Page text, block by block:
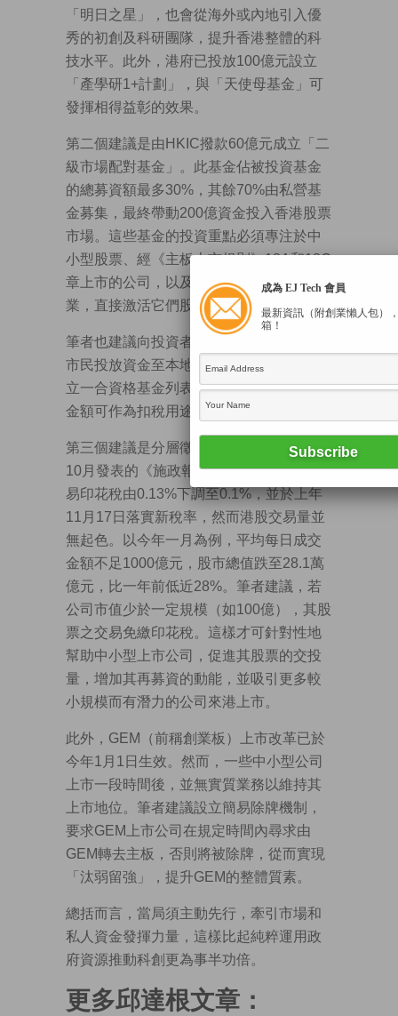
「明日之星」，也會從海外或內地引入優
秀的初創及科研團隊，提升香港整體的科
技水平。此外，港府已投放100億元設立
「產學研1+計劃」，與「天使母基金」可
發揮相得益彰的效果。
第二個建議是由HKIC撥款60億元成立「二
級市場配對基金」。此基金佔被投資基金
的總募資額最多30%，其餘70%由私營基
金募集，最終帶動200億資金投入香港股票
市場。這些基金的投資重點必須專注於中
小型股票、經《主板上市規則》18A和18C
章上市的公司，以及在港上市的科技類企
業，直接激活它們股票的交易和價值。
筆者也建議向投資者給予稅務優惠，鼓勵
市民投放資金至本地風投基金。當局可定
立一合資格基金列表，投資於列表基金的
金額可作為扣稅用途，並設定扣稅上限。
第三個建議是分層徵收印花稅。雖然上年
10月發表的《施政報告》，宣布將股票交
易印花稅由0.13%下調至0.1%，並於上年
11月17日落實新稅率，然而港股交易量並
無起色。以今年一月為例，平均每日成交
金額不足1000億元，股市總值跌至28.1萬
億元，比一年前低近28%。筆者建議，若
公司市值少於一定規模（如100億），其股
票之交易免繳印花稅。這樣才可針對性地
幫助中小型上市公司，促進其股票的交投
量，增加其再募資的動能，並吸引更多較
小規模而有潛力的公司來港上市。
此外，GEM（前稱創業板）上市改革已於
今年1月1日生效。然而，一些中小型公司
上市一段時間後，並無實質業務以維持其
上市地位。筆者建議設立簡易除牌機制，
要求GEM上市公司在規定時間內尋求由
GEM轉去主板，否則將被除牌，從而實現
「汰弱留強」，提升GEM的整體質素。
總括而言，當局須主動先行，牽引市場和
私人資金發揮力量，這樣比起純粹運用政
府資源推動科創更為事半功倍。
更多邱達根文章：
成為 EJ Tech 會員
最新資訊（附創業懶人包）
箱！